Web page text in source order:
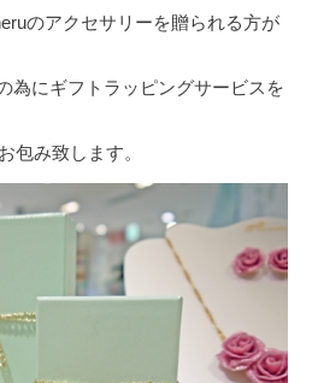
のアクセサリーを贈られる方が
為にギフトラッピングサービスを
包み致します。